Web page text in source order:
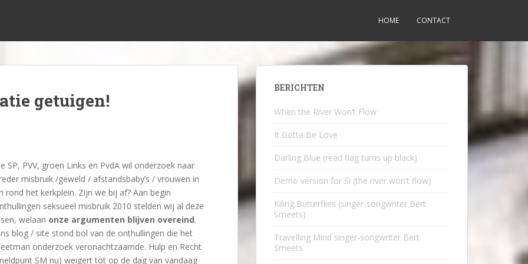
HOME CONTACT
getuigen!
SP, PVV, groen Links en PvdA wil onderzoek naar
misbruik /geweld / afstandsbaby’s / vrouwen in
rond het kerkplein. Zijn we bij af? Aan begin
seksueel misbruik 2010 stelden wij al deze
welaan onze argumenten blijven overeind.
blog / site stond bol van de onthullingen die het
onderzoek veronachtzaamde. Hulp en Recht
SM nu) weigert tot op de dag van vandaag
BERICHTEN
When the River Won’t Flow
It Gotta Be Love
Darling Blue (read flag turns up black)
Demo version for Si (the river won’t flow)
Kiling Butterflies (singer-songwriter Bert
Smeets)
Travelling Mind singer-songwriter Bert
Smeets